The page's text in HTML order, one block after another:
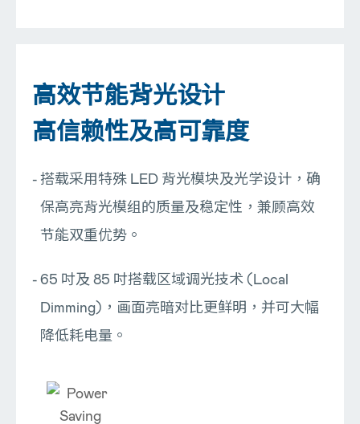
高效节能背光设计
高信赖性及高可靠度
搭载采用特殊 LED 背光模块及光学设计，确
保高亮背光模组的质量及稳定性，兼顾高效
节能双重优势。
65 吋及 85 吋搭载区域调光技术 (Local
Dimming)，画面亮暗对比更鲜明，并可大幅
降低耗电量。